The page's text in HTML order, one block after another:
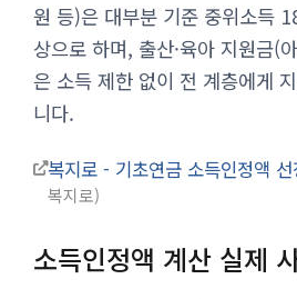
원 등)은 대부분 기준 중위소득
상으로 하며, 출산·육아 지원금(
은 소득 제한 없이 전 계층에게
니다.
복지로 - 기초연금 소득인정액 선
복지로
소득인정액 계산 실제